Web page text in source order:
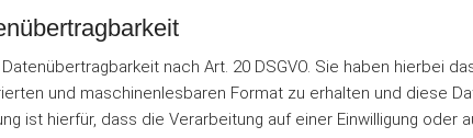
nach Art. 20 DSGVO. Sie haben hierbei
und maschinenlesbaren Format zu erhalten und diese
ist hierfür, dass die Verarbeitung auf einer Einwilligung